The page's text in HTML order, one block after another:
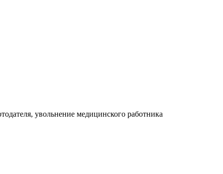
увольнение медицинского работника